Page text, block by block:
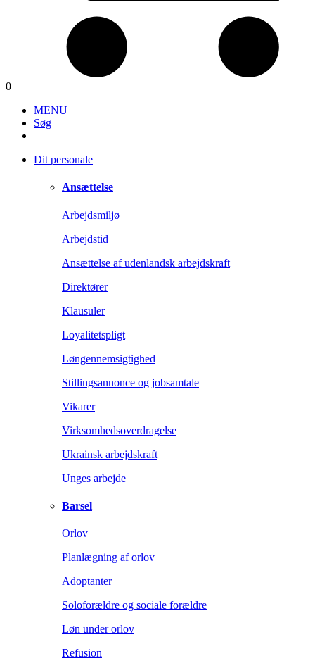
0
MENU
Søg
Dit personale
Ansættelse
Arbejdsmiljø
Arbejdstid
Ansættelse af udenlandsk arbejdskraft
Direktører
Klausuler
Loyalitetspligt
Løngennemsigtighed
Stillingsannonce og jobsamtale
Vikarer
Virksomhedsoverdragelse
Ukrainsk arbejdskraft
Unges arbejde
Barsel
Orlov
Planlægning af orlov
Adoptanter
Soloforældre og sociale forældre
Løn under orlov
Refusion